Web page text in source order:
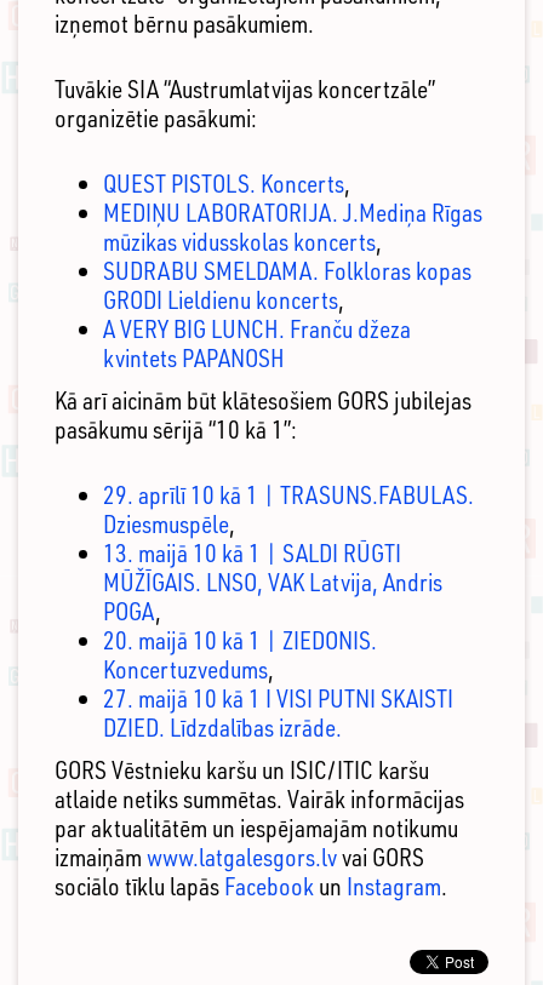
izņemot bērnu pasākumiem.
Tuvākie SIA “Austrumlatvijas koncertzāle”
organizētie pasākumi:
QUEST PISTOLS. Koncerts,
MEDIŅU LABORATORIJA. J.Mediņa Rīgas
mūzikas vidusskolas koncerts,
SUDRABU SMELDAMA. Folkloras kopas
GRODI Lieldienu koncerts,
A VERY BIG LUNCH. Franču džeza
kvintets PAPANOSH
Kā arī aicinām būt klātesošiem GORS jubilejas
pasākumu sērijā “10 kā 1”:
29. aprīlī 10 kā 1 | TRASUNS.FABULAS.
Dziesmuspēle,
13. maijā 10 kā 1 | SALDI RŪGTI
MŪŽĪGAIS. LNSO, VAK Latvija, Andris
POGA,
20. maijā 10 kā 1 | ZIEDONIS.
Koncertuzvedums,
27. maijā 10 kā 1 I VISI PUTNI SKAISTI
DZIED. Līdzdalības izrāde.
GORS Vēstnieku karšu un ISIC/ITIC karšu
atlaide netiks summētas. Vairāk informācijas
par aktualitātēm un iespējamajām notikumu
izmaiņām www.latgalesgors.lvvai GORS
sociālo tīklu lapās Facebook un Instagram.